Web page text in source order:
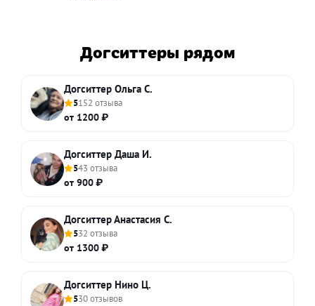
Догситтеры рядом
Догситтер Ольга С.
5152 отзыва
от 1200 ₽
Догситтер Даша И.
543 отзыва
от 900 ₽
Догситтер Анастасия С.
532 отзыва
от 1300 ₽
Догситтер Нино Ц.
530 отзывов